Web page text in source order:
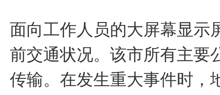
面向工作人员的大屏幕显示
前交通状况。该市所有主要
传输。在发生重大事件时，